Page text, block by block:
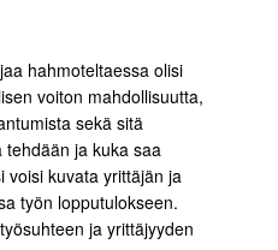
hahmoteltaessa olisi
voiton mahdollisuutta,
sekä sitä
ja kuka saa
voisi kuvata yrittäjän ja
työn lopputulokseen.
ja yrittäjyyden